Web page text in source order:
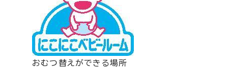
おむつ替えができる場所